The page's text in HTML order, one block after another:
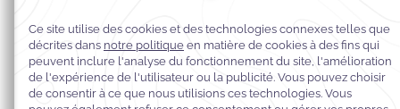
Politique en matière de cookies
Accessibilité du Web
Mentions légales
Conditions générales de vente